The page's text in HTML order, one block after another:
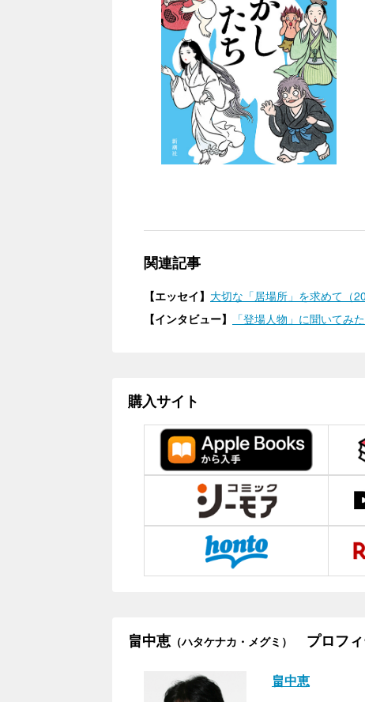
関連記事
【エッセイ】 大切な「居場所」を求めて（
【インタビュー】
「登場人物」に聞いて
購入サイト
畠中恵 （ハタケナカ・メグミ） プロフ
畠中恵